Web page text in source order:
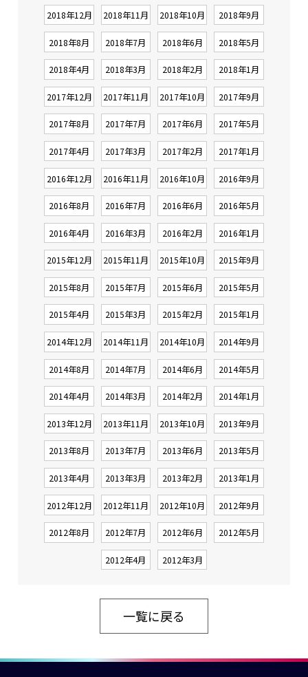
2018年12月 2018年11月 2018年10月 2018年9月
2018年8月 2018年7月 2018年6月 2018年5月
2018年4月 2018年3月 2018年2月 2018年1月
2017年12月 2017年11月 2017年10月 2017年9月
2017年8月 2017年7月 2017年6月 2017年5月
2017年4月 2017年3月 2017年2月 2017年1月
2016年12月 2016年11月 2016年10月 2016年9月
2016年8月 2016年7月 2016年6月 2016年5月
2016年4月 2016年3月 2016年2月 2016年1月
2015年12月 2015年11月 2015年10月 2015年9月
2015年8月 2015年7月 2015年6月 2015年5月
2015年4月 2015年3月 2015年2月 2015年1月
2014年12月 2014年11月 2014年10月 2014年9月
2014年8月 2014年7月 2014年6月 2014年5月
2014年4月 2014年3月 2014年2月 2014年1月
2013年12月 2013年11月 2013年10月 2013年9月
2013年8月 2013年7月 2013年6月 2013年5月
2013年4月 2013年3月 2013年2月 2013年1月
2012年12月 2012年11月 2012年10月 2012年9月
2012年8月 2012年7月 2012年6月 2012年5月
2012年4月 2012年3月
一覧に戻る